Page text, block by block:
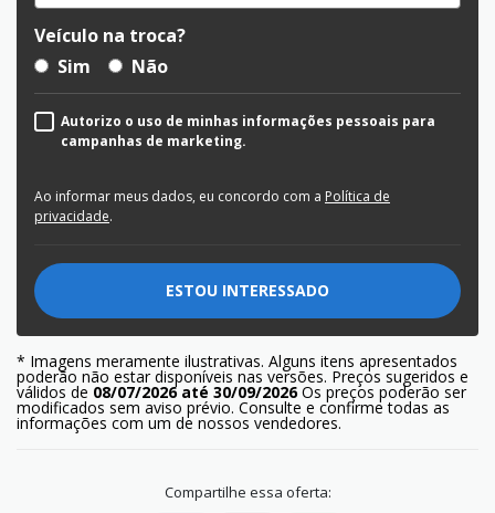
Veículo na troca?
Sim
Não
Autorizo o uso de minhas informações pessoais para
campanhas de marketing.
Ao informar meus dados, eu concordo com a Política de
privacidade.
ESTOU INTERESSADO
* Imagens meramente ilustrativas. Alguns itens apresentados
poderão não estar disponíveis nas versões. Preços sugeridos e
válidos de 08/07/2026 até 30/09/2026Os preços poderão ser
modificados sem aviso prévio. Consulte e confirme todas as
informações com um de nossos vendedores.
Compartilhe essa oferta: